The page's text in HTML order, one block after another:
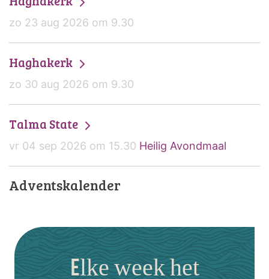
zo 23 aug 2026 om 9.30
Haghakerk
zo 30 aug 2026 om 9.30
Talma State
vr 04 sep 2026 om 15.30 Heilig Avondmaal
Adventskalender
Elke week het